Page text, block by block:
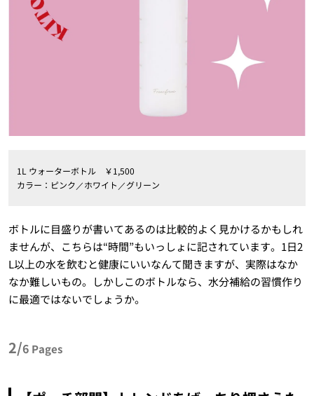
1L ウォーターボトル ￥1,500
カラー：ピンク／ホワイト／グリーン
ボトルに目盛りが書いてあるのは比較的よく見かけるかもしれ
ませんが、こちらは“時間”もいっしょに記されています。1日2
L以上の水を飲むと健康にいいなんて聞きますが、実際はなか
なか難しいもの。しかしこのボトルなら、水分補給の習慣作り
に最適ではないでしょうか。
2/6 Pages